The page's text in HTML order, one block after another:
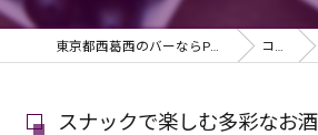
東京都西葛西のバーならPUB & BAR Lien コラム
スナックで楽しむ多彩なお